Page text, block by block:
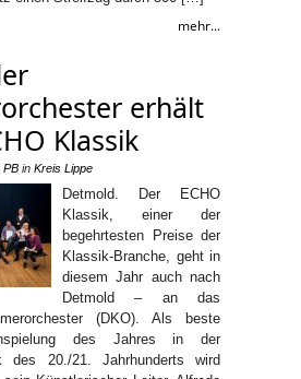
mehr...
erhält
Klassik
PB in Kreis Lippe
Detmold. Der ECHO
Klassik, einer der
begehrtesten Preise der
Klassik-Branche, geht in
diesem Jahr auch nach
Detmold – an das
(DKO). Als beste
des Jahres in der
des 20./21. Jahrhunderts wird